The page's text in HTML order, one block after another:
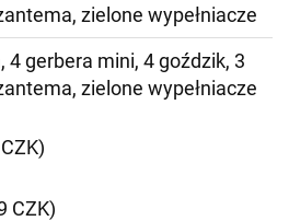
zielone wypełniacze
4 gerbera mini, 4 goździk, 3
zielone wypełniacze
CZK)